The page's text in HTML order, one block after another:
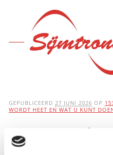
Hoofdmenu
GEPUBLICEERD 27 JUNI 2026 OP
WORDT HEET EN WAT U KUNT
Waarom